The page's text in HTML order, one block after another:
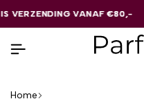
VANAF €80,-
VANAF €80,-
VANAF €80,-
Home